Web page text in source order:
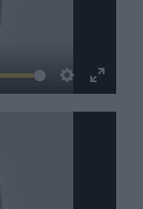
Settings
Enter